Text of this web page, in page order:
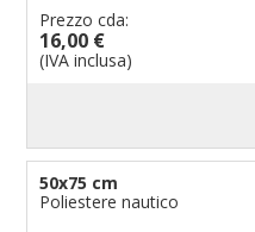
Prezzo cda:
16,00 €
(IVA inclusa)
50x75 cm
Poliestere nautico